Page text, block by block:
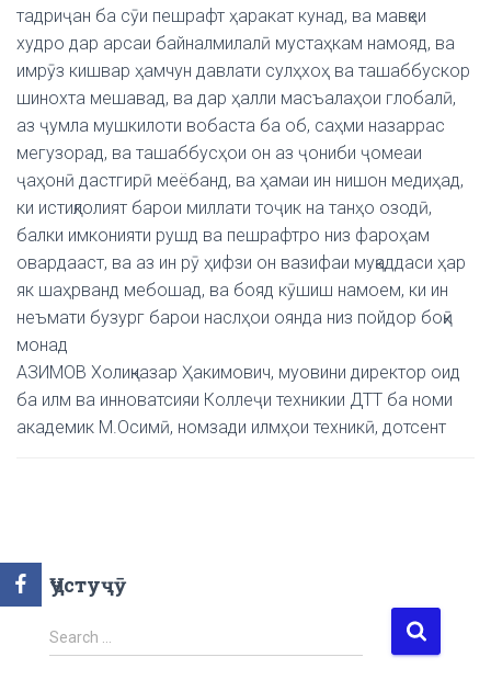
тадриҷан ба сӯи пешрафт ҳаракат кунад, ва мавқеи
худро дар арсаи байналмилалӣ мустаҳкам намояд, ва
имрӯз кишвар ҳамчун давлати сулҳхоҳ ва ташаббускор
шинохта мешавад, ва дар ҳалли масъалаҳои глобалӣ,
аз ҷумла мушкилоти вобаста ба об, саҳми назаррас
мегузорад, ва ташаббусҳои он аз ҷониби ҷомеаи
ҷаҳонӣ дастгирӣ меёбанд, ва ҳамаи ин нишон медиҳад,
ки истиқлолият барои миллати тоҷик на танҳо озодӣ,
балки имконияти рушд ва пешрафтро низ фароҳам
овардааст, ва аз ин рӯ ҳифзи он вазифаи муқаддаси ҳар
як шаҳрванд мебошад, ва бояд кӯшиш намоем, ки ин
неъмати бузург барои наслҳои оянда низ пойдор боқӣ
монад
АЗИМОВ Холиқназар Ҳакимович, муовини директор оид
ба илм ва инноватсияи Коллеҷи техникии ДТТ ба номи
академик М.Осимӣ, номзади илмҳои техникӣ, дотсент
Ҷустуҷӯ
S
e
Search …